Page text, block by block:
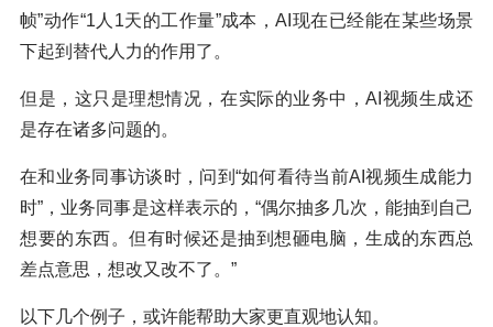
帧”动作“1人1天的工作量”成本，AI现在已经能在某些场景
下起到替代人力的作用了。
但是，这只是理想情况，在实际的业务中，AI视频生成还
是存在诸多问题的。
在和业务同事访谈时，问到“如何看待当前AI视频生成能力
时”，业务同事是这样表示的，“偶尔抽多几次，能抽到自己
想要的东西。但有时候还是抽到想砸电脑，生成的东西总
差点意思，想改又改不了。”
以下几个例子，或许能帮助大家更直观地认知。